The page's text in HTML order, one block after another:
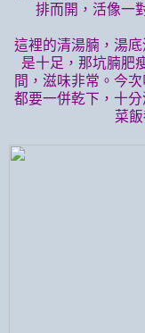
排而開，活像一
這裡的清湯腩，湯
是十足，那坑腩肥
間，滋味非常。今
都要一併乾下，十
菜